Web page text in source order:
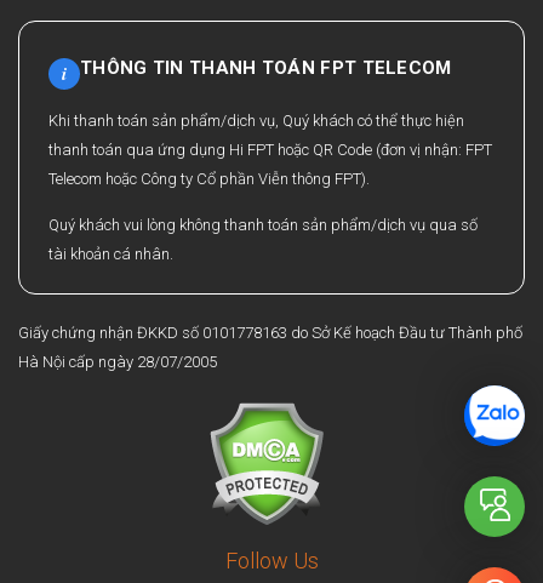
Follow Us
i THÔNG TIN THANH TOÁN FPT TELECOM
Khi thanh toán sản phẩm/dịch vụ, Quý khách có thể thực hiện
thanh toán qua ứng dụng Hi FPT hoặc QR Code (đơn vị nhận: FPT
Telecom hoặc Công ty Cổ phần Viễn thông FPT).
Quý khách vui lòng không thanh toán sản phẩm/dịch vụ qua số
tài khoản cá nhân.
Giấy chứng nhận ĐKKD số 0101778163 do Sở Kế hoạch Đầu tư Thành phố
Hà Nội cấp ngày 28/07/2005